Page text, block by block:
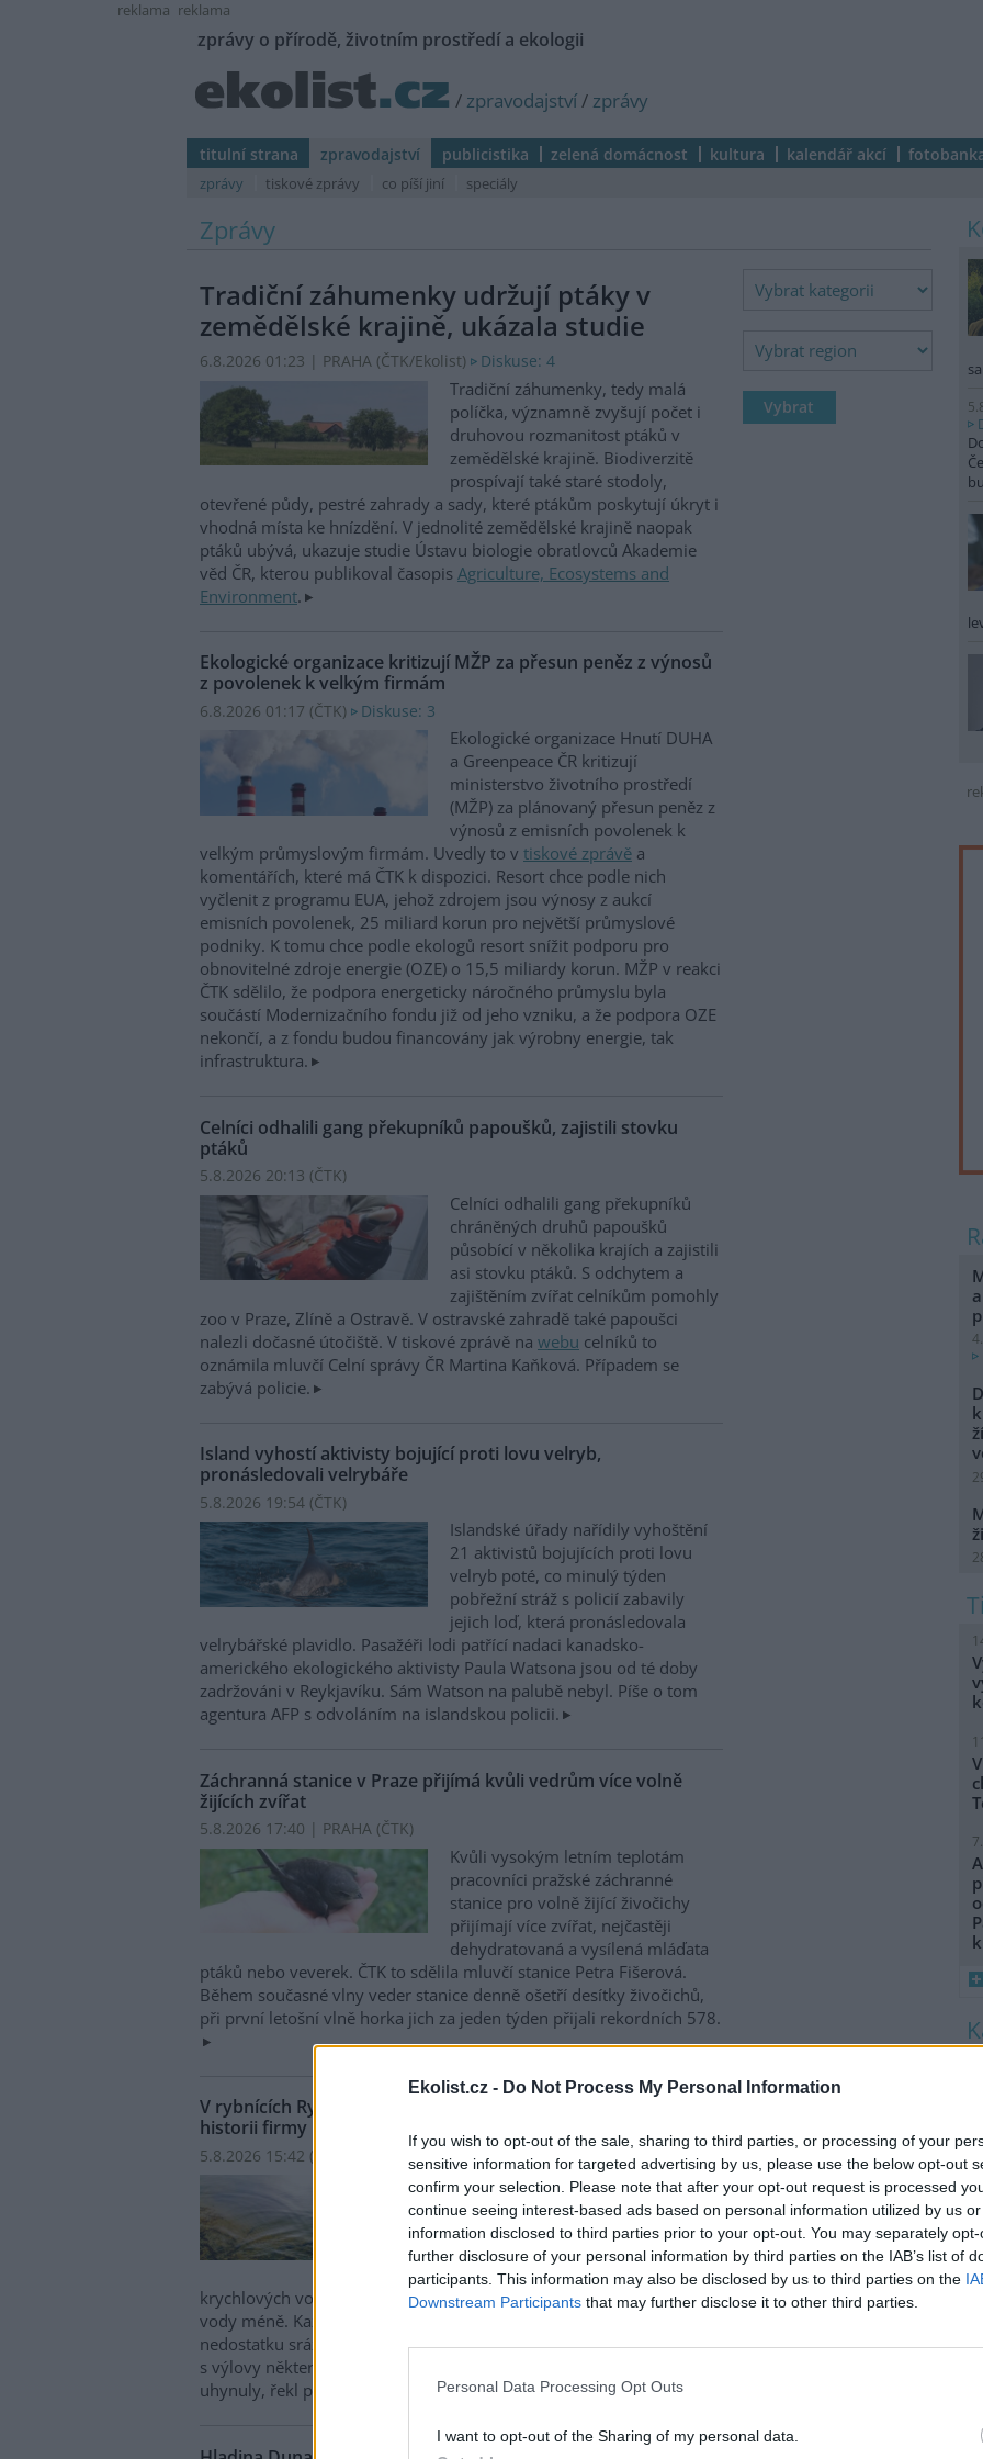
Ekolist.cz - Do Not Process My Personal Information
If you wish to opt-out of the sale, sharing to third parties, or processing of your
sensitive information for targeted advertising by us, please use the below opt-out
confirm your selection. Please note that after your opt-out request is processed
continue seeing interest-based ads based on personal information utilized by us
information disclosed to third parties prior to your opt-out. You may separately
further disclosure of your personal information by third parties on the IAB’s list of
participants. This information may also be disclosed by us to third parties on the
Downstream Participants that may further disclose it to other third parties.
Personal Data Processing Opt Outs
I want to opt-out of the Sharing of my personal data.
reklama reklama
zprávy o přírodě, životním prostředí a ekologii
/ zpravodajství/ zprávy
titulní strana zpravodajství publicistika zelená domácnost kultura kalendář akcí
zprávy tiskové zprávy co píší jiní speciály
Zprávy
Tradiční záhumenky udržují ptáky v
zemědělské krajině, ukázala studie
6.8.2026 01:23 | PRAHA (ČTK/Ekolist) Diskuse: 4
Tradiční záhumenky, tedy malá
políčka, významně zvyšují počet i
druhovou rozmanitost ptáků v
zemědělské krajině. Biodiverzitě
prospívají také staré stodoly,
otevřené půdy, pestré zahrady a sady, které ptákům poskytují úkryt i
vhodná místa ke hnízdění. V jednolité zemědělské krajině naopak
ptáků ubývá, ukazuje studie Ústavu biologie obratlovců Akademie
věd ČR, kterou publikoval časopis Agriculture, Ecosystems and
Environment.
Ekologické organizace kritizují MŽP za přesun peněz z výnosů
z povolenek k velkým firmám
6.8.2026 01:17 (ČTK) Diskuse: 3
Ekologické organizace Hnutí DUHA
a Greenpeace ČR kritizují
ministerstvo životního prostředí
(MŽP) za plánovaný přesun peněz z
výnosů z emisních povolenek k
velkým průmyslovým firmám. Uvedly to v tiskové zprávě a
komentářích, které má ČTK k dispozici. Resort chce podle nich
vyčlenit z programu EUA, jehož zdrojem jsou výnosy z aukcí
emisních povolenek, 25 miliard korun pro největší průmyslové
podniky. K tomu chce podle ekologů resort snížit podporu pro
obnovitelné zdroje energie (OZE) o 15,5 miliardy korun. MŽP v reakci
ČTK sdělilo, že podpora energeticky náročného průmyslu byla
součástí Modernizačního fondu již od jeho vzniku, a že podpora OZE
nekončí, a z fondu budou financovány jak výrobny energie, tak
infrastruktura.
Celníci odhalili gang překupníků papoušků, zajistili stovku
ptáků
5.8.2026 20:13 (ČTK)
Celníci odhalili gang překupníků
chráněných druhů papoušků
působící v několika krajích a zajistili
asi stovku ptáků. S odchytem a
zajištěním zvířat celníkům pomohly
zoo v Praze, Zlíně a Ostravě. V ostravské zahradě také papoušci
nalezli dočasné útočiště. V tiskové zprávě na webu celníků to
oznámila mluvčí Celní správy ČR Martina Kaňková. Případem se
zabývá policie.
Island vyhostí aktivisty bojující proti lovu velryb,
pronásledovali velrybáře
5.8.2026 19:54 (ČTK)
Islandské úřady nařídily vyhoštění
21 aktivistů bojujících proti lovu
velryb poté, co minulý týden
pobřežní stráž s policií zabavily
jejich loď, která pronásledovala
velrybářské plavidlo. Pasažéři lodi patřící nadaci kanadsko-
amerického ekologického aktivisty Paula Watsona jsou od té doby
zadržováni v Reykjavíku. Sám Watson na palubě nebyl. Píše o tom
agentura AFP s odvoláním na islandskou policii.
Záchranná stanice v Praze přijímá kvůli vedrům více volně
žijících zvířat
5.8.2026 17:40 | PRAHA (ČTK)
Kvůli vysokým letním teplotám
pracovníci pražské záchranné
stanice pro volně žijící živočichy
přijímají více zvířat, nejčastěji
dehydratovaná a vysílená mláďata
ptáků nebo veverek. ČTK to sdělila mluvčí stanice Petra Fišerová.
Během současné vlny veder stanice denně ošetří desítky živočichů,
při první letošní vlně horka jich za jeden týden přijali rekordních 578.
V rybnících Rybářství Třeboň vyschla třetina vody, nejvíce v
historii firmy
5.8.2026 15:42 (
V rybnících Rybářství Třeboň, které
hospodaří na 8000 hektarech vodní
plochy, chybí více než třetina vody.
Oproti běžnému zdržovaném
objemu 75 milionů metrů
krychlových vody je v rybnících o 28 milionů metrů krychlových
vody méně. Každý týden se kvůli extrémně vysokým teplotám a
nedostatku srážek odpaří další 2,5 procenta. Kvůli suchu začali rybáři
s výlovy některých rybníků předčasně, protože by jinak ryby
uhynuly, řekl provozní ředitel Rybářství Třeboň Vladimír Kukačka.